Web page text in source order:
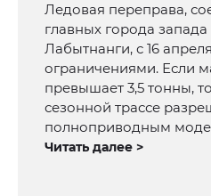
Ледовая переправа,
главных города
Лабытнанги, с 16
ограничениями. Если
превышает 3,5 тонны,
сезонной трассе
полноприводным
Читать далее >